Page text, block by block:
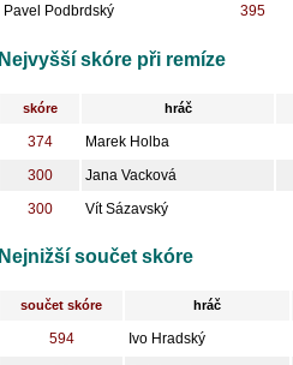
Pavel Podbrdský
395
Nejvyšší skóre při remíze
skóre hráč
374
Marek Holba
300
Jana Vacková
300
Vít Sázavský
Nejnižší součet skóre
součet skóre hráč
594
Ivo Hradský